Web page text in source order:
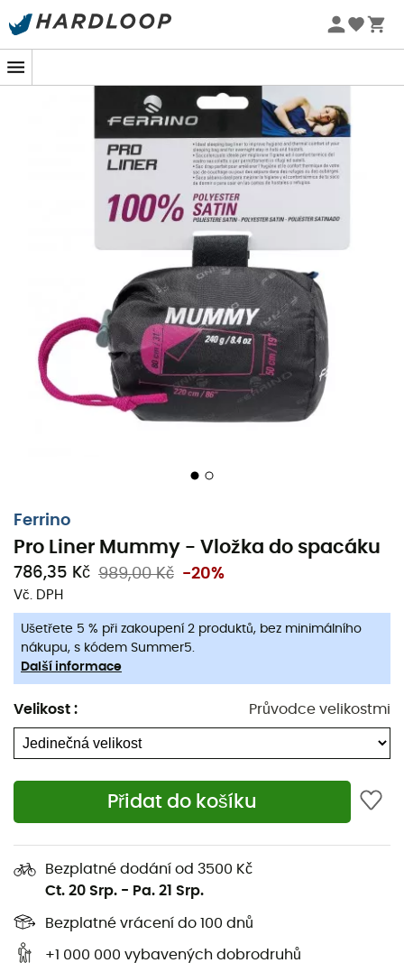
Letní akce 🔥 -5 % EXTRA při nákupu 2 produktů* s kódem
Ferrino
Pro Liner Mummy - Vložka do spacáku
786,35 Kč 989,00 Kč -20%
Vč. DPH
Ušetřete 5 % při zakoupení 2 produktů, bez minimálního
nákupu, s kódem Summer5.
Další informace
Velikost : Průvodce velikostmi
Přidat do košíku
Bezplatné dodání od 3500 Kč
Ct. 20 Srp. - Pa. 21 Srp.
Bezplatné vrácení do 100 dnů
+1 000 000 vybavených dobrodruhů
Perfektní pro zlepšení hygieny a tepelného komfortu
vašehospacáku
MummyodFerrinovám také poslouží jako jednoduchý
prostěradlo
, abyste mohli spát jako doma, pod stanem,
v útulku nebo v hostelu na druhém konci světa.
Ideální proturistiku a trekking, tentonano rozměrech
220 x 80 cm byl vyroben z velmi lehkéhosaténového
pro snížení hmotnosti a rozměru úložného
vaku.
Kapsa na polštář a boční otvor jej činí ještě praktičtějším
a pohodlnějším!
Tvar mumie
Materiál: Saténový polyester